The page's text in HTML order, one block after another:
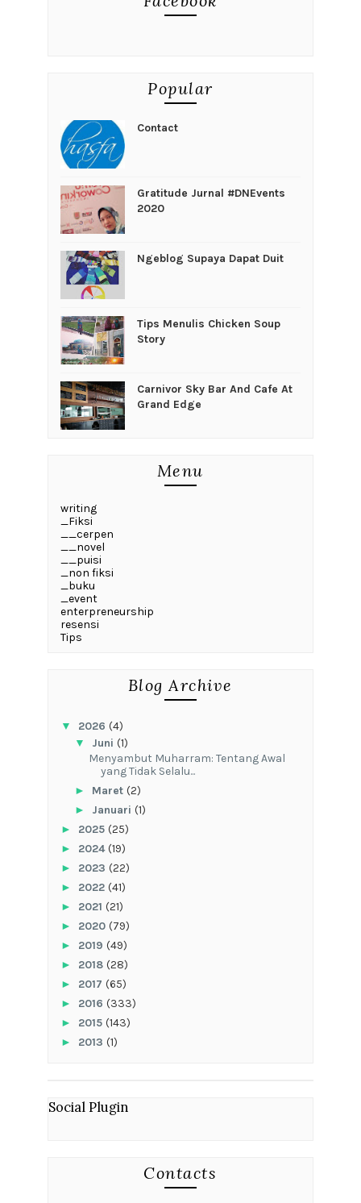
Popular
Contact
Gratitude Jurnal #DNEvents
2020
Ngeblog Supaya Dapat Duit
Tips Menulis Chicken Soup
Story
Carnivor Sky Bar And Cafe At
Grand Edge
Menu
writing
_Fiksi
__cerpen
__novel
__puisi
_non fiksi
_buku
_event
enterpreneurship
resensi
Tips
Blog Archive
▼ 2026 (4)
▼ Juni (1)
Menyambut Muharram: Tentang Awal
yang Tidak Selalu...
► Maret (2)
► Januari (1)
► 2025 (25)
► 2024(19)
► 2023 (22)
► 2022 (41)
► 2021 (21)
► 2020 (79)
► 2019 (49)
► 2018 (28)
► 2017 (65)
► 2016 (333)
► 2015 (143)
► 2013 (1)
Social Plugin
Contacts